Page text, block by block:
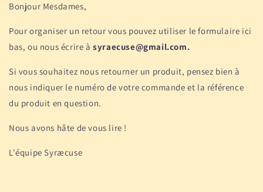
Bonjour Mesdames,
Pour organiser un retour vous pouvez utiliser le formulaire ici
bas, ou nous écrire àsyraecuse@gmail.com.
Si vous souhaitez nous retourner un produit, pensez bien à
nous indiquer le numéro de votre commande et la référence
du produit en question.
Nous avons hâte de vous lire !
L'équipe Syræcuse